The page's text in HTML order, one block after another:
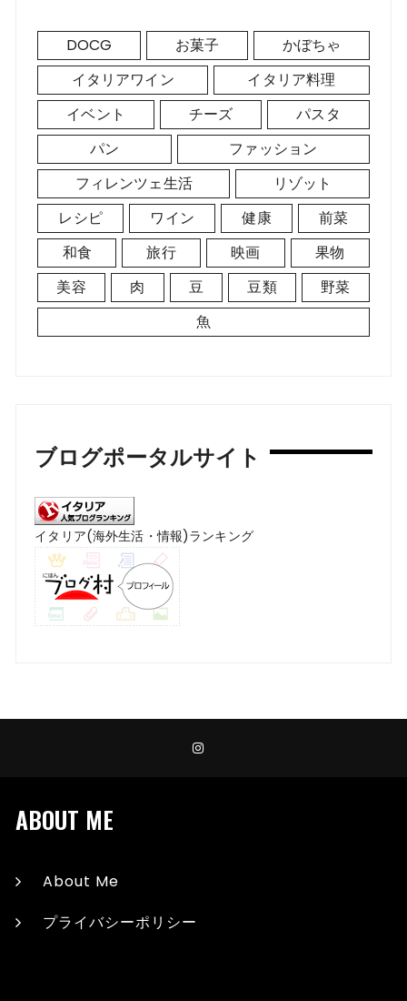
DOCG お菓子
かぼちゃ
イタリアワイン
イタリア料理
イベント
チーズ
パスタ
パン
ファッション
フィレンツェ生活
リゾット
レシピ
ワイン 健康
前菜
和食
旅行 映画
果物
美容
肉 豆 豆類
野菜
魚
ブログポータルサイト
イタリア(海外生活・情報)ランキング
ABOUT ME
About Me
プライバシーポリシー